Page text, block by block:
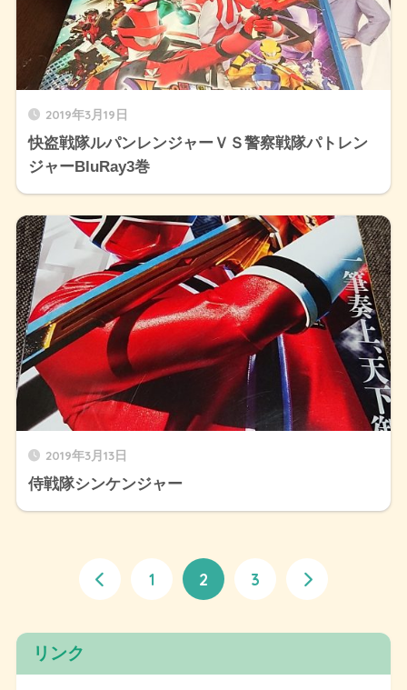
2019年3月19日
快盗戦隊ルパンレンジャーＶＳ警察戦隊パトレン
ジャーBluRay3巻
2019年3月13日
侍戦隊シンケンジャー
1 2 3
リンク